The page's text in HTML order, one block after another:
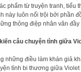
phẩm từ truyện tranh, tiểu
này luôn nổi trội bởi phần
thông điệp nhân văn
câu chuyện tình giữa
những điều làm khán giả
tình bi thương giữa